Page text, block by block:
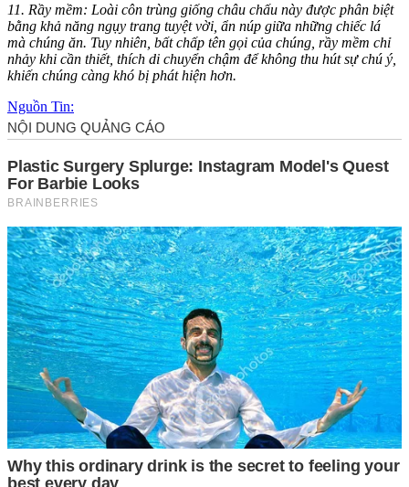
11. Rầy mềm: Loài côn trùng giống châu chấu này được phân biệt
bằng khả năng ngụy trang tuyệt vời, ẩn núp giữa những chiếc lá
mà chúng ăn. Tuy nhiên, bất chấp tên gọi của chúng, rầy mềm chỉ
nhảy khi cần thiết, thích di chuyển chậm để không thu hút sự chú ý,
khiến chúng càng khó bị phát hiện hơn.
Nguồn Tin: